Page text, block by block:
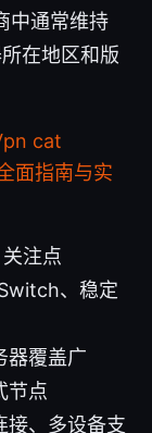
中通常维持
在地区和版
cat
面指南与实
注点
、稳定
器覆盖广
节点
接、多设备支